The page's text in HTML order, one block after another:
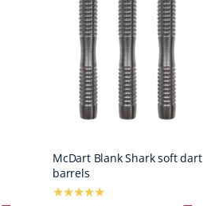
McDart Blank Shark soft dart
barrels